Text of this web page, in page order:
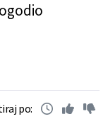
po: